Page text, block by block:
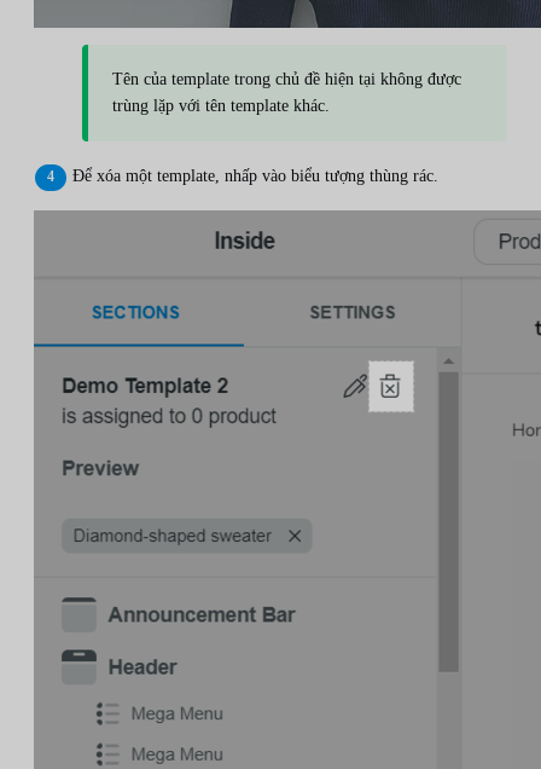
Tên của template trong chủ đề hiện tại không được
trùng lặp với tên template khác.
Để xóa một template, nhấp vào biểu tượng thùng rác.